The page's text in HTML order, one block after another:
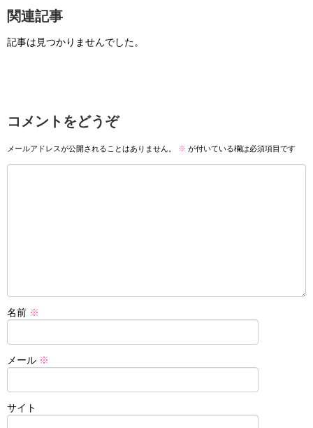
関連記事
記事は見つかりませんでした。
コメントをどうぞ
メールアドレスが公開されることはありません。 ※ が付いている欄は必須項目です
名前 ※
メール ※
サイト